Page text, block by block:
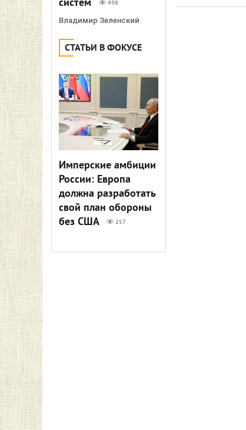
систем
498
Владимир Зеленский
СТАТЬИ В ФОКУСЕ
Имперские амбиции
России: Европа
должна разработать
свой план обороны
без США
257